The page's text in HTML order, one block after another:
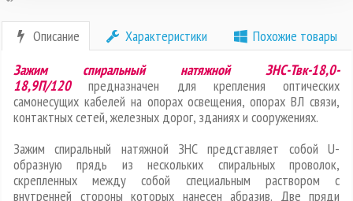
Описание Характеристики
Похожие товары
Зажим спиральный натяжной ЗНС-Твк-18,0-
18,9П/120предназначен для крепления оптических
самонесущих кабелей на опорах освещения, опорах ВЛ связи,
контактных сетей, железных дорог, зданиях и сооружениях.
Зажим спиральный натяжной ЗНС представляет собой U-
образную прядь из нескольких спиральных проволок,
скрепленных между собой специальным раствором с
внутренней стороны которых нанесен абразив. Две пряди